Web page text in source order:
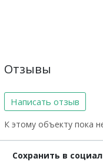
Отзывы
Написать отзыв
К этому объекту пока
Сохранить в